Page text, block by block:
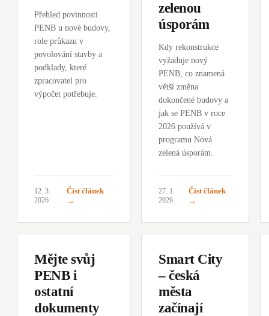
Přehled povinnosti
PENB u nové budovy,
role průkazu v
povolování stavby a
podklady, které
zpracovatel pro
výpočet potřebuje.
12. 3.
2026
Číst článek
→
zelenou
úsporám
Kdy rekonstrukce
vyžaduje nový
PENB, co znamená
větší změna
dokončené budovy a
jak se PENB v roce
2026 používá v
programu Nová
zelená úsporám.
27. 1.
2026
Číst článek
→
Mějte svůj
PENB i
ostatní
dokumenty
Smart City
– česká
města
začínají